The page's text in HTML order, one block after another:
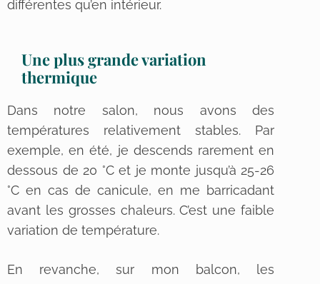
différentes qu’en intérieur.
Une plus grande variation
thermique
Dans notre salon, nous avons des
températures relativement stables. Par
exemple, en été, je descends rarement en
dessous de 20 °C et je monte jusqu’à 25-26
°C en cas de canicule, en me barricadant
avant les grosses chaleurs. C’est une faible
variation de température.
En revanche, sur mon balcon, les